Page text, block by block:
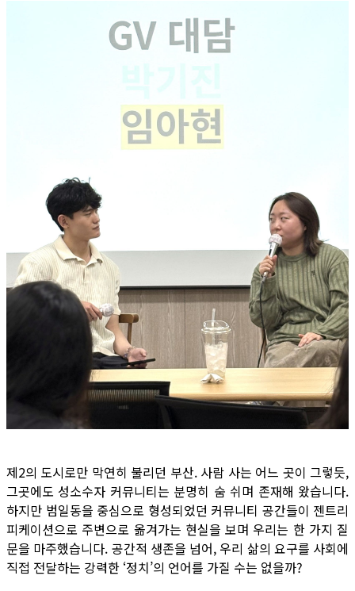
제2의 도시로만 막연히 불리던 부산. 사람 사는 어느 곳이 그렇듯,
그곳에도 성소수자 커뮤니티는 분명히 숨 쉬며 존재해 왔습니다.
하지만 범일동을 중심으로 형성되었던 커뮤니티 공간들이 젠트리
피케이션으로 주변으로 옮겨가는 현실을 보며 우리는 한 가지 질
문을 마주했습니다. 공간적 생존을 넘어, 우리 삶의 요구를 사회에
직접 전달하는 강력한 ‘정치’의 언어를 가질 수는 없을까?